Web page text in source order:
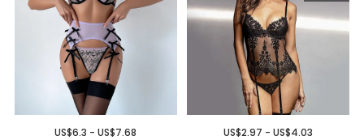
US$6.3 - US$7.68 US$2.97 - US$4.03